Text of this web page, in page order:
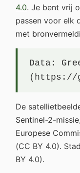
4.0. Je bent vrij
passen voor elk
met
Data:
(https://
De
Sentinel-2-
Europese
(CC BY 4.0).
BY 4.0).